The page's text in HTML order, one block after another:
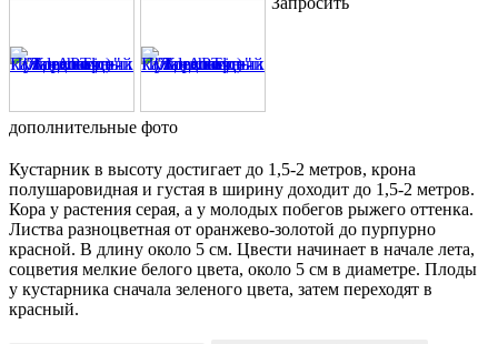
дополнительные фото
Кустарник в высоту достигает до 1,5-2 метров, крона
полушаровидная и густая в ширину доходит до 1,5-2 метров.
Кора у растения серая, а у молодых побегов рыжего оттенка.
Листва разноцветная от оранжево-золотой до пурпурно
красной. В длину около 5 см. Цвести начинает в начале лета,
соцветия мелкие белого цвета, около 5 см в диаметре. Плоды
у кустарника сначала зеленого цвета, затем переходят в
красный.